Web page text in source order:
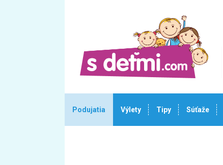
Podujatia Výlety Tipy Súťaže